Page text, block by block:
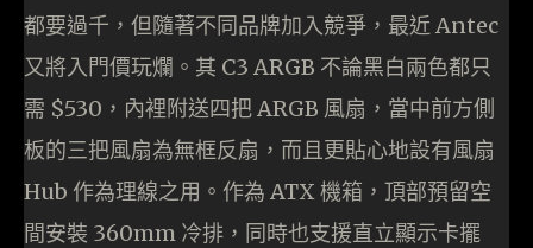
都要過千，但隨著不同品牌加入競爭，最近 Antec
又將入門價玩爛。其 C3 ARGB 不論黑白兩色都只
需 $530，內裡附送四把 ARGB 風扇，當中前方側
板的三把風扇為無框反扇，而且更貼心地設有風扇
Hub 作為理線之用。作為 ATX 機箱，頂部預留空
間安裝 360mm 冷排，同時也支援直立顯示卡擺